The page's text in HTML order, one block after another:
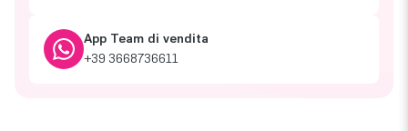
App Team di vendita
+39 3668736611